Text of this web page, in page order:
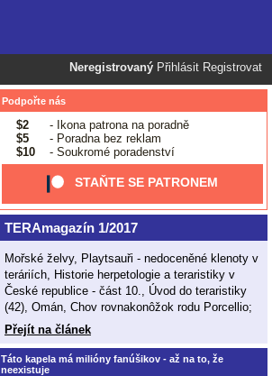
Neregistrovaný Přihlásit Registrovat
Podpořte nás
$2
- Ikona patrona na poradně
$5
- Poradna bez reklam
$10
- Soukromé poradenství
STAŇTE SE PATRONEM
TERAmagazín 1/2017
Mořské želvy, Playtsauři - nedoceněné klenoty v
teráriích, Historie herpetologie a teraristiky v
České republice - část 10., Úvod do teraristiky
(42), Omán, Chov rovnakonôžok rodu Porcellio;
Přejít na článek
Táto kapela má milióny fanúšikov - až na to, že
neexistuje